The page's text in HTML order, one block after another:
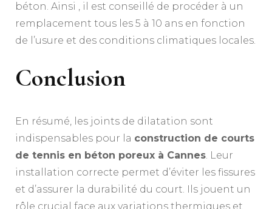
béton. Ainsi , il est conseillé de procéder à un
remplacement tous les 5 à 10 ans en fonction
de l’usure et des conditions climatiques locales.
Conclusion
En résumé, les joints de dilatation sont
indispensables pour la construction de courts
de tennis en béton poreux à Cannes . Leur
installation correcte permet d’éviter les fissures
et d’assurer la durabilité du court. Ils jouent un
rôle crucial face aux variations thermiques et